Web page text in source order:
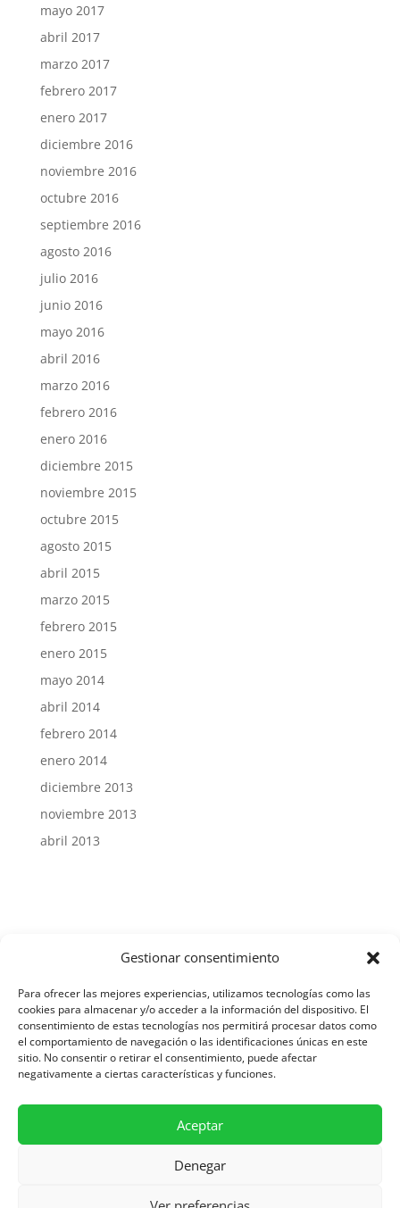
Gestionar consentimiento
Para ofrecer las mejores experiencias, utilizamos tecnologías como las
cookies para almacenar y/o acceder a la información del dispositivo. El
consentimiento de estas tecnologías nos permitirá procesar datos como
el comportamiento de navegación o las identificaciones únicas en este
sitio. No consentir o retirar el consentimiento, puede afectar
negativamente a ciertas características y funciones.
Aceptar
Denegar
mayo 2017
abril 2017
marzo 2017
febrero 2017
enero 2017
diciembre 2016
noviembre 2016
octubre 2016
septiembre 2016
agosto 2016
julio 2016
junio 2016
mayo 2016
abril 2016
marzo 2016
febrero 2016
enero 2016
diciembre 2015
noviembre 2015
octubre 2015
agosto 2015
abril 2015
marzo 2015
febrero 2015
enero 2015
mayo 2014
abril 2014
febrero 2014
enero 2014
diciembre 2013
noviembre 2013
abril 2013
Aviso Legal y Protección de Datos
Política de Cookies
Diseñado por Asesoría SIC